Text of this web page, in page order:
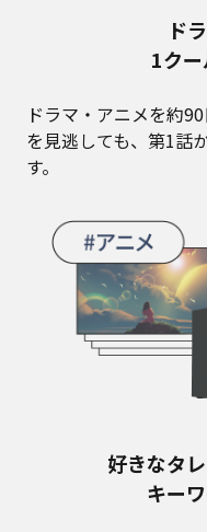
ド
1ク
ドラマ・アニメを約
を見逃しても、第1話
す。
好きなタ
キー